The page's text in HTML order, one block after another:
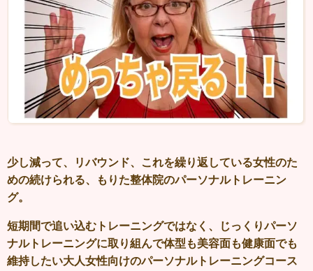
少し減って、リバウンド、これを繰り返している女性のた
めの続けられる、
もりた整体院のパーソナルトレーニン
グ。
短期間で追い込むトレーニングではなく、じっくりパーソ
ナルトレーニングに取り組んで体型も美容面も健康面でも
維持したい大人女性向けのパーソナルトレーニングコース